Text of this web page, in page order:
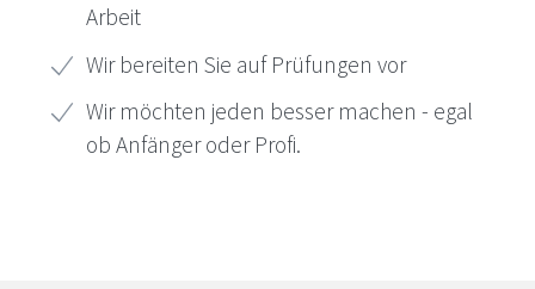
Arbeit
Wir bereiten Sie auf Prüfungen vor
Wir möchten jeden besser machen - egal
ob Anfänger oder Profi.